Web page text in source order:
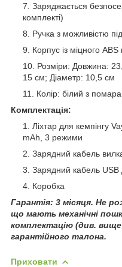
Заряджається
комплекті)
Ручка з можливістю
Корпус із міцного ABS
Розміри: Довжина:
15 см; Діаметр: 10,5 см
Колір: білий з
Комплектація:
Ліхтар для кемпінгу
mAh, 3 режими
Зарядний кабель
Зарядний кабель USB
Коробка
Гарантія: 3 місяця. Не
що мають механічні
комплектацію (див.
гарантійного талона.
Приховати